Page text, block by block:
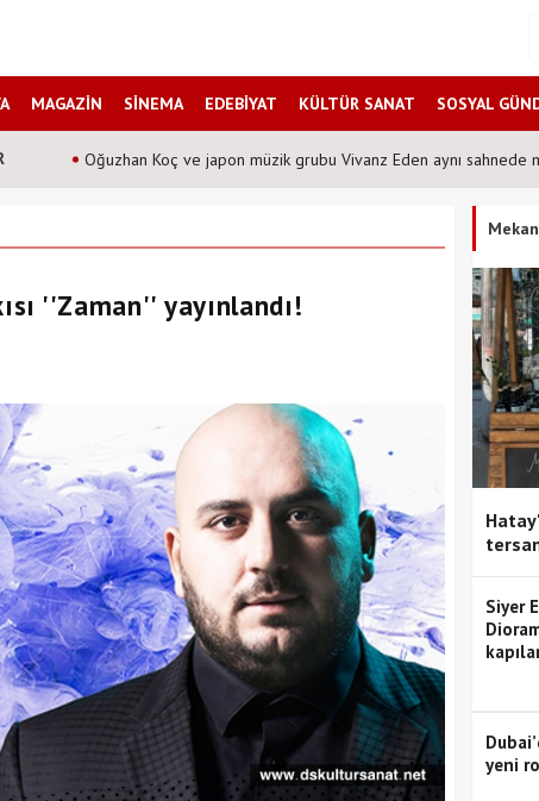
MAGAZİN SİNEMA EDEBİYAT KÜLTÜR SANAT SOSYAL
Oğuzhan Koç ve japon müzik grubu Vivanz Eden aynı sahnede
''Zaman'' yayınlandı!
Mekan
Siyer
yeni